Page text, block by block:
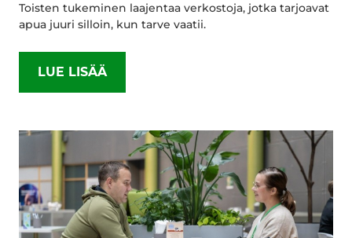
Toisten tukeminen laajentaa verkostoja, jotka tarjoavat
apua juuri silloin, kun tarve vaatii.
LUE LISÄÄ